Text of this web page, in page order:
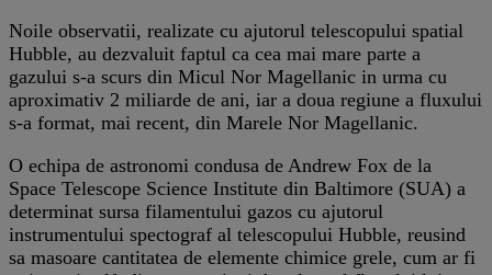
Noile observatii, realizate cu ajutorul telescopului spatial
Hubble, au dezvaluit faptul ca cea mai mare parte a
gazului s-a scurs din Micul Nor Magellanic in urma cu
aproximativ 2 miliarde de ani, iar a doua regiune a fluxului
s-a format, mai recent, din Marele Nor Magellanic.
O echipa de astronomi condusa de Andrew Fox de la
Space Telescope Science Institute din Baltimore (SUA) a
determinat sursa filamentului gazos cu ajutorul
instrumentului spectograf al telescopului Hubble, reusind
sa masoare cantitatea de elemente chimice grele, cum ar fi